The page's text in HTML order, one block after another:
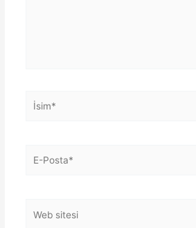
Posta*
sitesi